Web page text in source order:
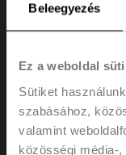
Beleegyezés
Ez a weboldal
Sütiket
szabásához,
valamint
közösségi média-